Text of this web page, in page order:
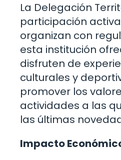
La Delegación
participación
organizan con
esta institución
disfruten de
culturales y
promover los
actividades a las
las últimas
Impacto